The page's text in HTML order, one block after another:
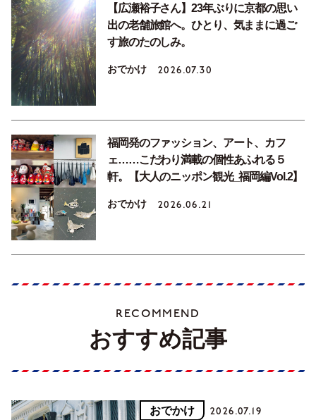
【広瀬裕子さん】23年ぶりに京都の思い
出の老舗旅館へ。ひとり、気ままに過ご
す旅のたのしみ。
おでかけ 2026.07.30
福岡発のファッション、アート、カフ
ェ……こだわり満載の個性あふれる５
軒。【大人のニッポン観光_福岡編Vol.2】
おでかけ 2026.06.21
RECOMMEND
おすすめ記事
おでかけ 2026.07.19